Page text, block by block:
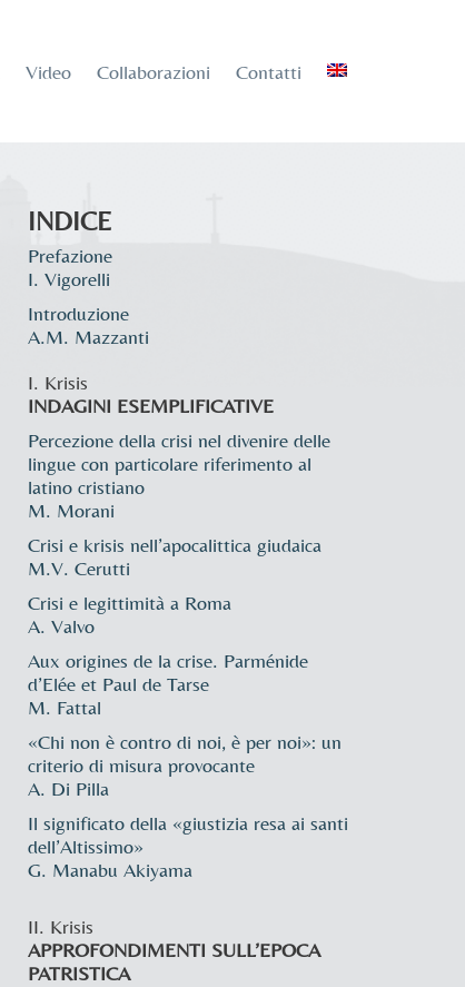
Video Collaborazioni Contatti
INDICE
Prefazione
I. Vigorelli
Introduzione
A.M. Mazzanti
I. Krisis
INDAGINI ESEMPLIFICATIVE
Percezione della crisi nel divenire delle
lingue con particolare riferimento al
latino cristiano
M. Morani
Crisi e krisis nell’apocalittica giudaica
M.V. Cerutti
Crisi e legittimità a Roma
A. Valvo
Aux origines de la crise. Parménide
d’Elée et Paul de Tarse
M. Fattal
«Chi non è contro di noi, è per noi»: un
criterio di misura provocante
A. Di Pilla
Il significato della «giustizia resa ai santi
dell’Altissimo»
G. Manabu Akiyama
II. Krisis
APPROFONDIMENTI SULL’EPOCA
PATRISTICA